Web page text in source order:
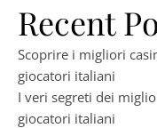
Recent
Scoprire i migliori
giocatori italiani
I veri segreti dei
giocatori italiani